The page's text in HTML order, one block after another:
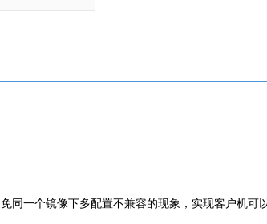
同一个镜像下多配置不兼容的现象，实现客户机可